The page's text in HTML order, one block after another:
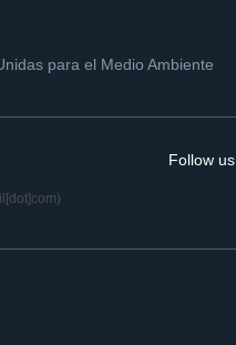
para el Medio Ambiente
Follow us